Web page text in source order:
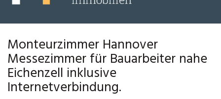
Monteurzimmer Hannover
Messezimmer für Bauarbeiter nahe
Eichenzell inklusive
Internetverbindung.